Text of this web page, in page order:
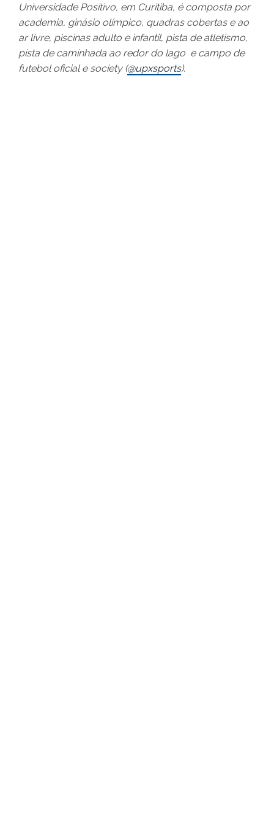
Universidade Positivo, em Curitiba, é composta por
academia, ginásio olímpico, quadras cobertas e ao
ar livre, piscinas adulto e infantil, pista de atletismo,
pista de caminhada ao redor do lago e campo de
futebol oficial e society (@upxsports).